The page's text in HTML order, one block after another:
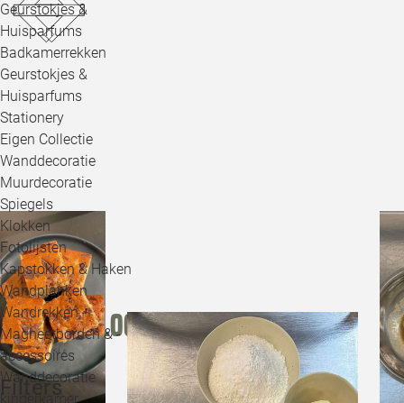
Geurstokjes &
Huisparfums
Badkamerrekken
Geurstokjes &
Huisparfums
Stationery
Eigen Collectie
Wanddecoratie
Muurdecoratie
Spiegels
Klokken
Fotolijsten
Kapstokken & Haken
Wandplanken
Wandrekken
Magneetborden & -
accessoires
Wanddecoratie
kinderkamer
Shop the look
Filters